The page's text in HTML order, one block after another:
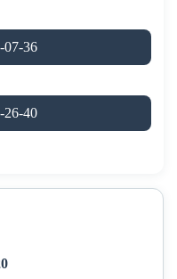
07-36
26-40